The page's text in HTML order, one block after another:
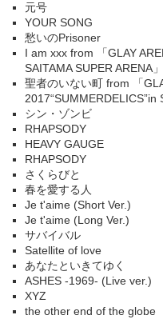
元号
YOUR SONG
愁いのPrisoner
I am xxx from 「GLAY
SAITAMA SUPER ARENA」
聖者のいない町 from 「
2017“SUMMERDELICS”in
シン・ゾンビ
RHAPSODY
HEAVY GAUGE
RHAPSODY
さくらびと
春を愛する人
Je t'aime (Short Ver.)
Je t'aime (Long Ver.)
サバイバル
Satellite of love
あなたといきてゆく
ASHES -1969- (Live ver.)
XYZ
the other end of the globe